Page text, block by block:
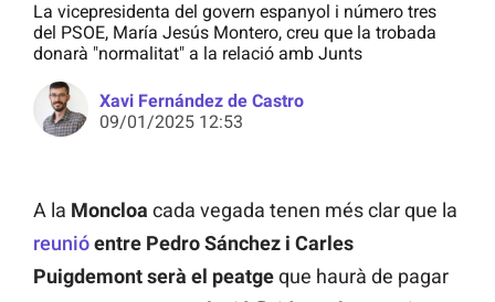
La vicepresidenta del govern espanyol i número tres
del PSOE, María Jesús Montero, creu que la trobada
donarà "normalitat" a la relació amb Junts
Xavi Fernández de Castro
09/01/2025 12:53
A la Moncloa cada vegada tenen més clar que la
reunióentre Pedro Sánchez i Carles
Puigdemont serà el peatgeque haurà de pagar